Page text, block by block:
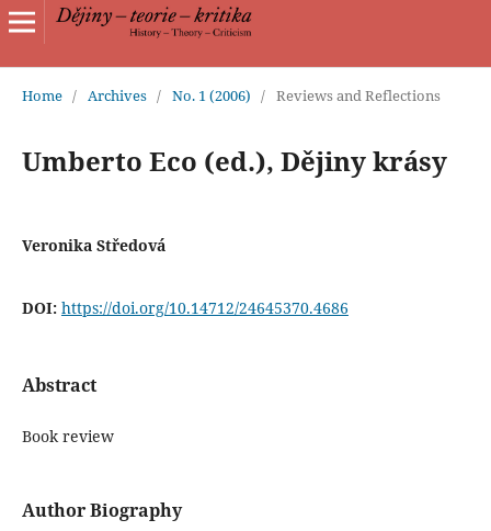
Home / Archives / No. 1 (2006) / Reviews and Reflections
Umberto Eco (ed.), Dějiny krásy
Veronika Středová
DOI: https://doi.org/10.14712/24645370.4686
Abstract
Book review
Author Biography